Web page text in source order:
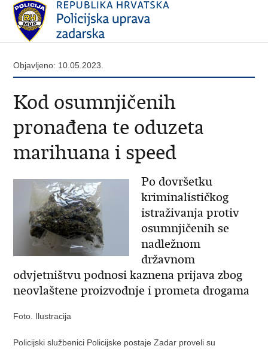
Objavljeno: 10.05.2023.
Kod osumnjičenih
pronađena te oduzeta
marihuana i speed
Po dovršetku
kriminalističkog
istraživanja protiv
osumnjičenih se
nadležnom
državnom
odvjetništvu podnosi kaznena prijava zbog
neovlaštene proizvodnje i prometa drogama
Foto. Ilustracija
Policijski službenici Policijske postaje Zadar proveli su